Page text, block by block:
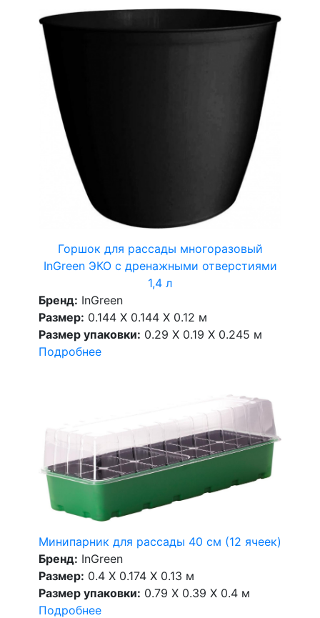
Горшок для рассады многоразовый
InGreen ЭКО с дренажными отверстиями
1,4 л
Бренд: InGreen
Размер: 0.144 X 0.144 X 0.12 м
Размер упаковки: 0.29 X 0.19 X 0.245 м
Подробнее
Минипарник для рассады 40 см (12 ячеек)
Бренд: InGreen
Размер: 0.4 X 0.174 X 0.13 м
Размер упаковки: 0.79 X 0.39 X 0.4 м
Подробнее